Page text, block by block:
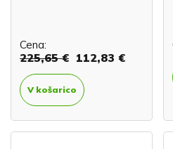
Cena:
225,65 € 112,83 €
V košarico